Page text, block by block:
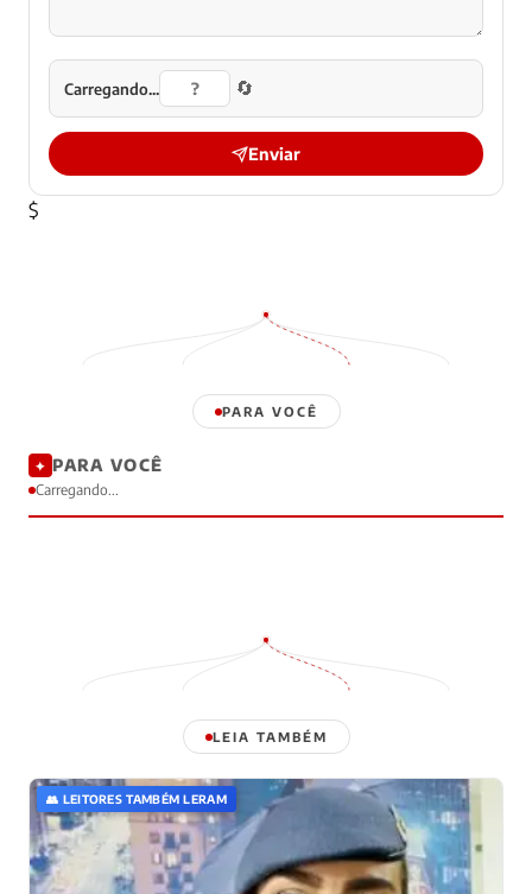
Carregando... 🔄
Enviar
$
PARA VOCÊ
✦ PARA VOCÊ
Carregando...
LEIA TAMBÉM
👥 LEITORES TAMBÉM LERAM